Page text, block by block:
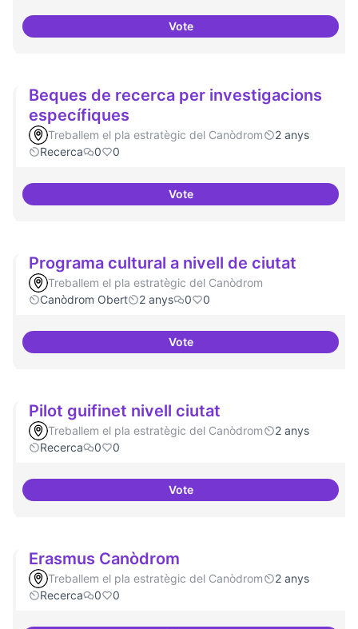
VoteDigitalització de l'administració
Beques de recerca per investigacions
específiques
Treballem el pla estratègic del Canòdrom
2 anys
Recerca
0 0
VoteBeques de recerca per
Programa cultural a nivell de ciutat
Treballem el pla estratègic del Canòdrom
Canòdrom Obert
2 anys 0 0
VotePrograma cultural a nivell de
Pilot guifinet nivell ciutat
Treballem el pla estratègic del Canòdrom
2 anys
Recerca
0 0
VotePilot guifinet nivell ciutat
Erasmus Canòdrom
Treballem el pla estratègic del Canòdrom
2 anys
Recerca
0 0